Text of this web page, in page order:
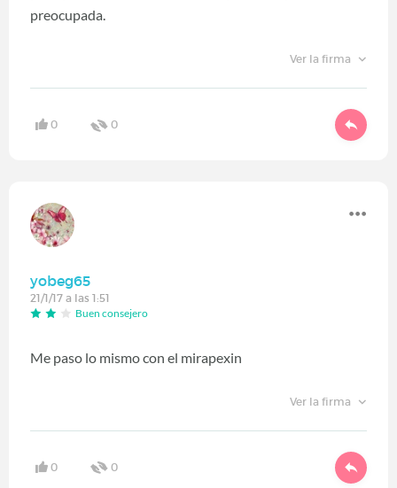
preocupada.
Ver la firma
0 0
yobeg65
21/1/17 a las 1:51
Buen consejero
Me paso lo mismo con el mirapexin
Ver la firma
0 0